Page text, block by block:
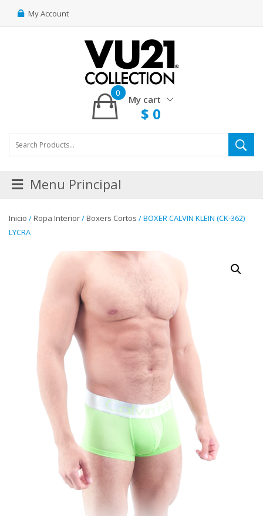
My Account
My cart
0
$ 0
Menu Principal
Inicio /Ropa Interior/Boxers Cortos / BOXER CALVIN KLEIN (CK-362)
LYCRA